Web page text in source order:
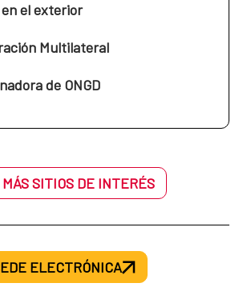
en el exterior
Multilateral
de ONGD
SITIOS DE INTERÉS
ELECTRÓNICA